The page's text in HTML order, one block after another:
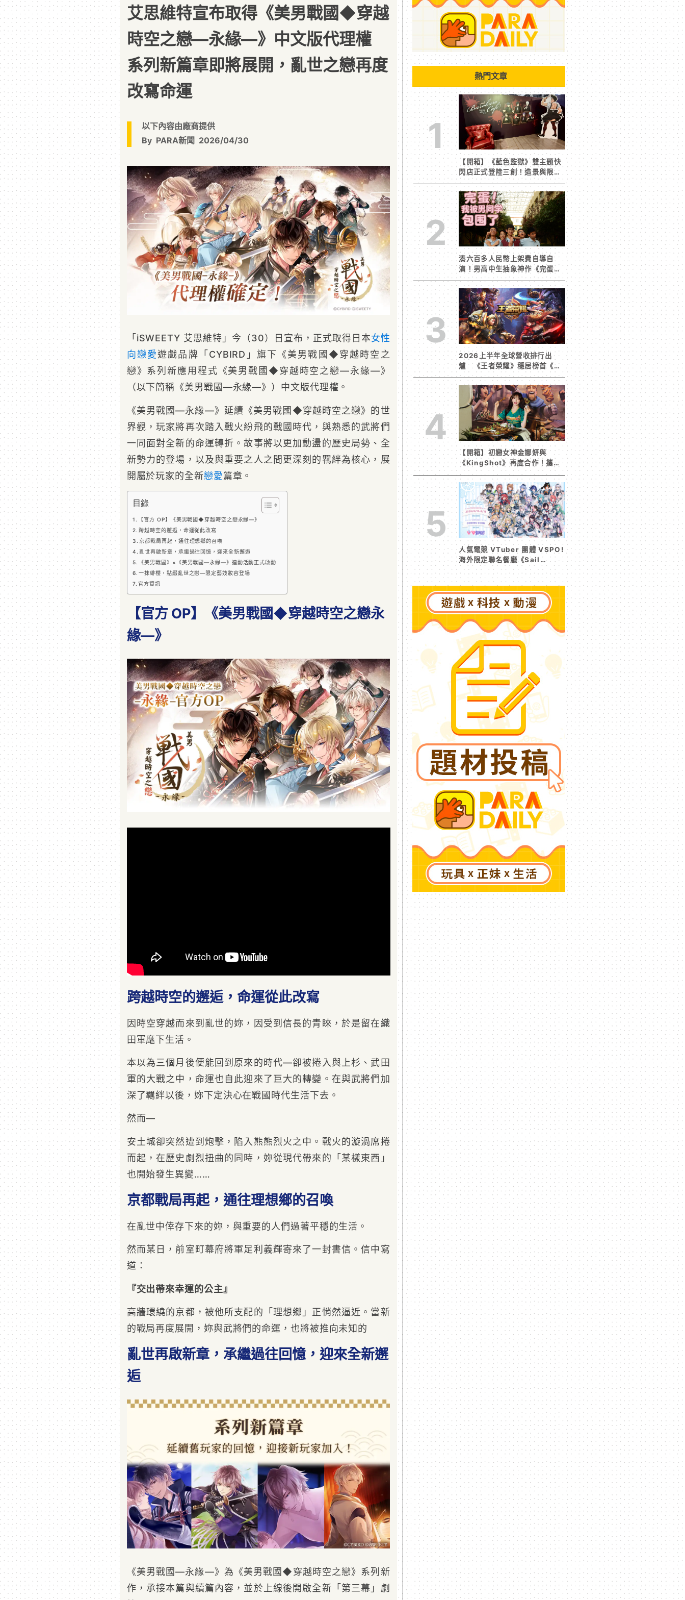
艾思維特宣布取得《美男戰國◆穿越
時空之戀—永緣—》中文版代理權
系列新篇章即將展開，亂世之戀再度
改寫命運
以下內容由廠商提供
By PARA新聞 2026/04/30
「iSWEETY 艾思維特」今（30）日宣布，正式取得日本女性
向戀愛遊戲品牌「CYBIRD」旗下《美男戰國◆穿越時空之
戀》系列新應用程式《美男戰國◆穿越時空之戀—永緣—》
（以下簡稱《美男戰國—永緣—》）中文版代理權。
《美男戰國—永緣—》延續《美男戰國◆穿越時空之戀》的世
界觀，玩家將再次踏入戰火紛飛的戰國時代，與熟悉的武將們
一同面對全新的命運轉折。故事將以更加動盪的歷史局勢、全
新勢力的登場，以及與重要之人之間更深刻的羈絆為核心，展
開屬於玩家的全新戀愛篇章。
目錄
【官方 OP】《美男戰國◆穿越時空之戀永緣—》
跨越時空的邂逅，命運從此改寫
京都戰局再起，通往理想鄉的召喚
亂世再啟新章，承繼過往回憶，迎來全新邂逅
《美男戰國》×《美男戰國—永緣—》連動活動正式啟動
一抹緋櫻，點綴亂世之戀—限定藝妓妝容登場
官方資訊
【官方 OP】《美男戰國◆穿越時空之戀永
緣—》
跨越時空的邂逅，命運從此改寫
因時空穿越而來到亂世的妳，因受到信長的青睞，於是留在織
田軍麾下生活。
本以為三個月後便能回到原來的時代—卻被捲入與上杉、武田
軍的大戰之中，命運也自此迎來了巨大的轉變。在與武將們加
深了羈絆以後，妳下定決心在戰國時代生活下去。
然而—
安土城卻突然遭到炮擊，陷入熊熊烈火之中。戰火的漩渦席捲
而起，在歷史劇烈扭曲的同時，妳從現代帶來的「某樣東西」
也開始發生異變……
京都戰局再起，通往理想鄉的召喚
在亂世中倖存下來的妳，與重要的人們過著平穩的生活。
然而某日，前室町幕府將軍足利義輝寄來了一封書信。信中寫
道：
『交出帶來幸運的公主』
高牆環繞的京都，被他所支配的「理想鄉」正悄然逼近。當新
的戰局再度展開，妳與武將們的命運，也將被推向未知的
亂世再啟新章，承繼過往回憶，迎來全新邂
逅
《美男戰國—永緣—》為《美男戰國◆穿越時空之戀》系列新
作，承接本篇與續篇內容，並於上線後開啟全新「第三幕」劇
熱門文章
1
【開箱】《藍色監獄》雙主題快
閃店正式登陸三創！造景與限定
周邊搶先看
2
湊六百多人民幣上架費自導自
演！男高中生抽象神作《完蛋！
我被男同學包圍了》突然爆紅
3
2026上半年全球營收排行出
爐 《王者榮耀》穩居榜首《寒
霜啟示錄》緊追在後！
4
【開箱】初戀女神金娜妍與
《KingShot》再度合作！攜手
焦糖楓、柒息地推出「國王燒烤
節」活動
5
人氣電競 VTuber 團體 VSPO!
海外限定聯名餐廳《Sail
Beyond！～駛向更遠的彼方
～》今夏登場！